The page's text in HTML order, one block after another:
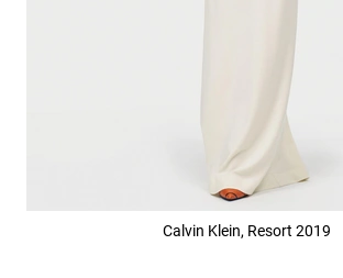
Calvin Klein, Resort 2019